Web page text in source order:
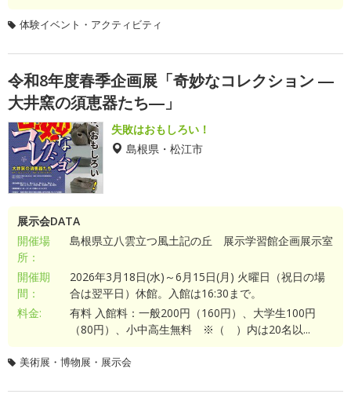
体験イベント・アクティビティ
令和8年度春季企画展「奇妙なコレクション ―
大井窯の須恵器たち―」
失敗はおもしろい！
島根県・松江市
展示会DATA
開催場
所：
島根県立八雲立つ風土記の丘 展示学習館企画展示室
開催期
間：
2026年3月18日(水)～6月15日(月) 火曜日（祝日の場
合は翌平日）休館。入館は16:30まで。
料金:
有料 入館料：一般200円（160円）、大学生100円
（80円）、小中高生無料 ※（ ）内は20名以...
美術展・博物展・展示会